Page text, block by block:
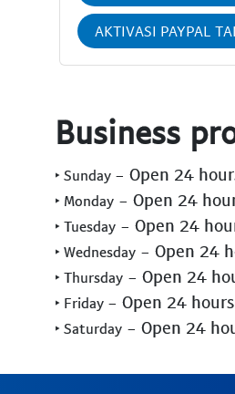
AKTIVASI PAYPAL
Business
‣ Sunday - Open 24
‣ Monday - Open 24
‣ Tuesday - Open 24
‣ Wednesday - Open 24
‣ Thursday - Open 24
‣ Friday - Open 24 hours
‣ Saturday - Open 24